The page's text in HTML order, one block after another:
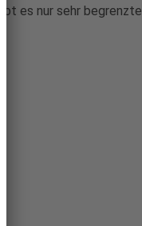
es nur sehr begrenzte